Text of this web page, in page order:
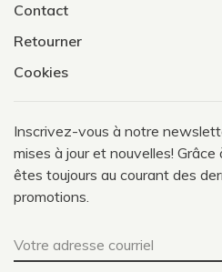
Contact
Retourner
Cookies
Inscrivez-vous à notre
mises à jour et nouvelles!
êtes toujours au courant des
promotions.